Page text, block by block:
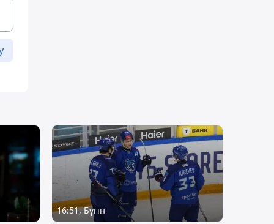
16:51, Бүгін